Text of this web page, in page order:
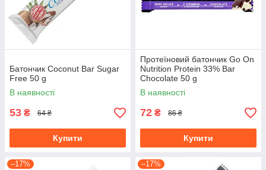
Батончик Coconut Bar Sugar
Free 50 g
В наявності
53 ₴ 64 ₴
Купити
Протеїновий батончик Go On
Nutrition Protein 33% Bar
Chocolate 50 g
В наявності
72 ₴ 86 ₴
Купити
–17% –17%